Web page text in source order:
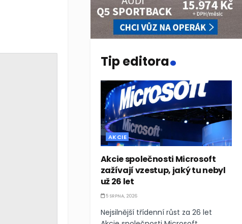
Tip editora.
AKCIE
Akcie společnosti Microsoft
zažívají vzestup, jaký tu nebyl
už 26 let
5 SRPNA, 2026
Nejsilnější třídenní růst za 26 let